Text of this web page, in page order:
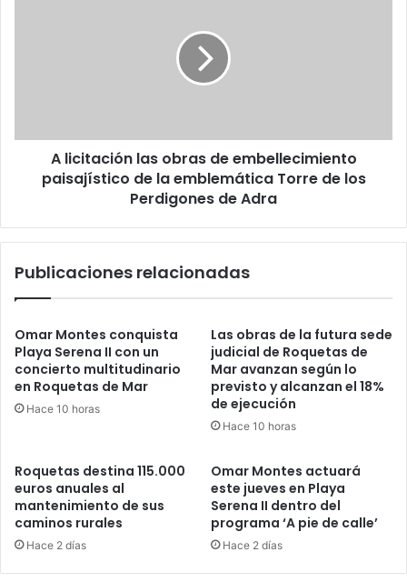
A licitación las obras de embellecimiento
paisajístico de la emblemática Torre de los
Perdigones de Adra
Publicaciones relacionadas
Omar Montes conquista
Playa Serena II con un
concierto multitudinario
en Roquetas de Mar
Hace 10 horas
Las obras de la futura sede
judicial de Roquetas de
Mar avanzan según lo
previsto y alcanzan el 18%
de ejecución
Hace 10 horas
Roquetas destina 115.000
euros anuales al
mantenimiento de sus
caminos rurales
Hace 2 días
Omar Montes actuará
este jueves en Playa
Serena II dentro del
programa ‘A pie de calle’
Hace 2 días